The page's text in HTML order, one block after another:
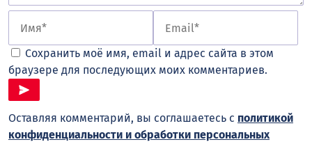
Сохранить моё имя, email и адрес сайта в этом
браузере для последующих моих комментариев.
Оставляя комментарий, вы соглашаетесь с политикой
конфиденциальности и обработки персональных